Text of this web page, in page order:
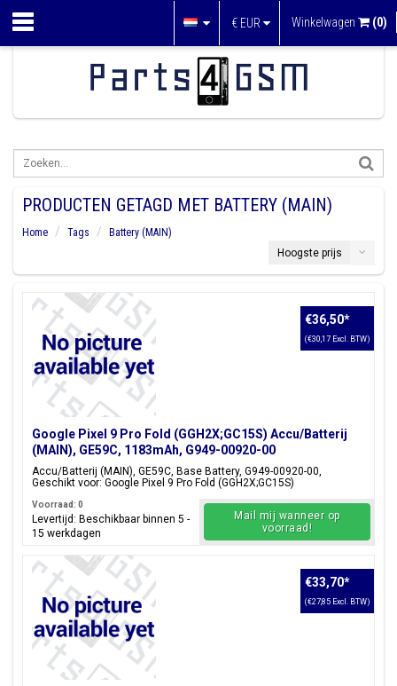
€ EUR Winkelwagen (0)
PRODUCTEN GETAGD MET BATTERY (MAIN)
Home Tags
Battery (MAIN)
Hoogste prijs
Google Pixel 9 Pro Fold (GGH2X;GC15S) Accu/Batterij
(MAIN), GE59C, 1183mAh, G949-00920-00
Accu/Batterij (MAIN), GE59C, Base Battery, G949-00920-00,
Geschikt voor: Google Pixel 9 Pro Fold (GGH2X;GC15S)
€36,50*
(€30,17 Excl. BTW)
Voorraad: 0
Levertijd: Beschikbaar binnen 5 -
15 werkdagen
Mail mij wanneer op
voorraad!
€33,70*
(€27,85 Excl. BTW)